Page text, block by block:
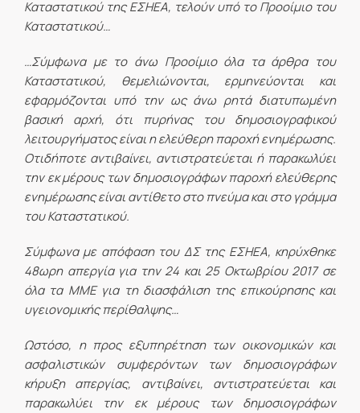
Καταστατικού της ΕΣΗΕΑ, τελούν υπό το Προοίμιο του
Καταστατικού…
…Σύμφωνα με το άνω Προοίμιο όλα τα άρθρα του
Καταστατικού, θεμελιώνονται, ερμηνεύονται και
εφαρμόζονται υπό την ως άνω ρητά διατυπωμένη
βασική αρχή, ότι πυρήνας του δημοσιογραφικού
λειτουργήματος είναι η ελεύθερη παροχή ενημέρωσης.
Οτιδήποτε αντιβαίνει, αντιστρατεύεται ή παρακωλύει
την εκ μέρους των δημοσιογράφων παροχή ελεύθερης
ενημέρωσης είναι αντίθετο στο πνεύμα και στο γράμμα
του Καταστατικού.
Σύμφωνα με απόφαση του ΔΣ της ΕΣΗΕΑ, κηρύχθηκε
48ωρη απεργία για την 24 και 25 Οκτωβρίου 2017 σε
όλα τα ΜΜΕ για τη διασφάλιση της επικούρησης και
υγειονομικής περίθαλψης…
Ωστόσο, η προς εξυπηρέτηση των οικονομικών και
ασφαλιστικών συμφερόντων των δημοσιογράφων
κήρυξη απεργίας, αντιβαίνει, αντιστρατεύεται και
παρακωλύει την εκ μέρους των δημοσιογράφων